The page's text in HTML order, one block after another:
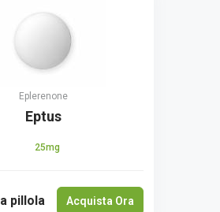
Eplerenone
Eptus
25mg
a pillola Acquista Ora